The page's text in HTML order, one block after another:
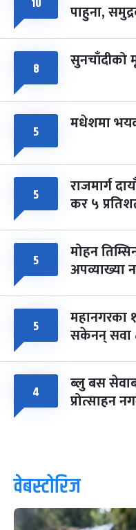
चैत्र ८, २०८३-Mar 22,
पाहुना,
८ सुनचाँदीको
५ मधेशमा
५ राजमार्ग
कर ५
५ मोहन
अपव्याख्या
५ महानगरका
सकेनन् सवा
४ ब्लु बस
प्रोत्साहन
वेबस्टोरिज